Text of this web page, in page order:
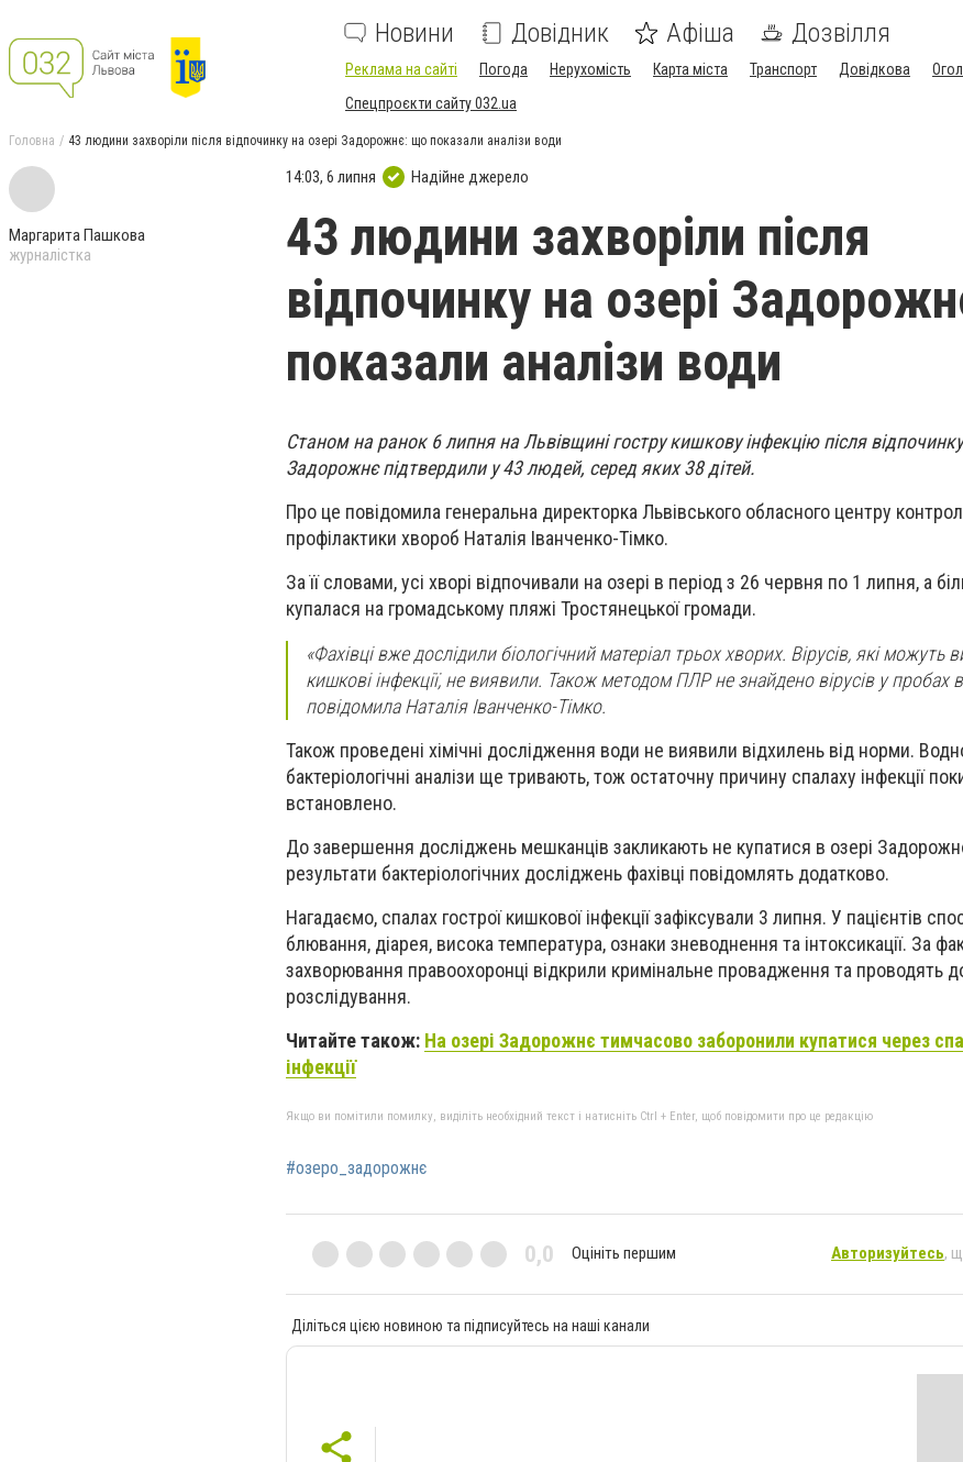
Новини Довідник Афіша Дозвілля
Реклама на сайті Погода Нерухомість Карта міста Транспорт Довідкова
Спецпроєкти сайту 032.ua
Головна 43 людини захворіли після відпочинку на озері Задорожнє: що показали аналізи води
Маргарита Пашкова
журналістка
14:03, 6 липня Надійне джерело
43 людини захворіли після
відпочинку на озері
показали аналізи води
Станом на ранок 6 липня на Львівщині гостру кишкову інфекцію після
Задорожнє підтвердили у 43 людей, серед яких 38 дітей.
Про це повідомила генеральна директорка Львівського обласного центру
профілактики хвороб Наталія Іванченко-Тімко.
За її словами, усі хворі відпочивали на озері в період з 26 червня по 1 липня, а
купалася на громадському пляжі Тростянецької громади.
«Фахівці вже дослідили біологічний матеріал трьох хворих. Вірусів, які можуть
кишкові інфекції, не виявили. Також методом ПЛР не знайдено вірусів у пробах
повідомила Наталія Іванченко-Тімко.
Також проведені хімічні дослідження води не виявили відхилень від норми.
бактеріологічні аналізи ще тривають, тож остаточну причину спалаху інфекції
встановлено.
До завершення досліджень мешканців закликають не купатися в озері
результати бактеріологічних досліджень фахівці повідомлять додатково.
Нагадаємо, спалах гострої кишкової інфекції зафіксували 3 липня. У пацієнтів
блювання, діарея, висока температура, ознаки зневоднення та інтоксикації. За
захворювання правоохоронці відкрили кримінальне провадження та проводять
розслідування.
Читайте також: На озері Задорожнє тимчасово заборонили купатися через
інфекції
Якщо ви помітили помилку, виділіть необхідний текст і натисніть Ctrl + Enter, щоб повідомити про це редакцію
#озеро_задорожнє
0,0 Оцініть першим Авторизуйтесь,
Діліться цією новиною та підписуйтесь на наші канали